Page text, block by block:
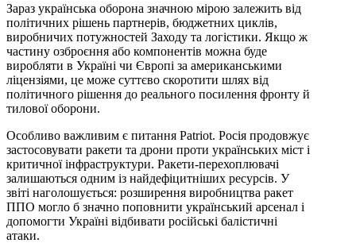
Зараз українська оборона значною мірою залежить від
політичних рішень партнерів, бюджетних циклів,
виробничих потужностей Заходу та логістики. Якщо ж
частину озброєння або компонентів можна буде
виробляти в Україні чи Європі за американськими
ліцензіями, це може суттєво скоротити шлях від
політичного рішення до реального посилення фронту й
тилової оборони.
Особливо важливим є питання Patriot. Росія продовжує
застосовувати ракети та дрони проти українських міст і
критичної інфраструктури. Ракети-перехоплювачі
залишаються одним із найдефіцитніших ресурсів. У
звіті наголошується: розширення виробництва ракет
ППО могло б значно поповнити український арсенал і
допомогти Україні відбивати російські балістичні
атаки.